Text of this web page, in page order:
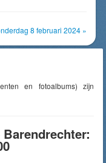
8 februari 2024 »
en fotoalbums) zijn